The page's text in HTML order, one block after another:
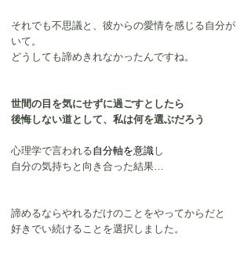
それでも​不思議と、彼からの愛情を感じる自分が
いて。
どうしても諦めきれなかったんですね。
世間の目を気にせずに過ごすとしたら
後悔しない道として、私は何を選ぶだろう
心理学で言われる自分軸を意識し
自分の気持ちと向き合った結果…
諦めるならやれるだけのことをやってからだと
好きでい続けることを選択しました。